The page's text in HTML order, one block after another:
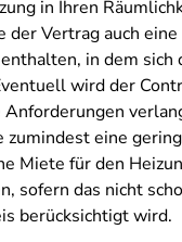
in Ihren
der Vertrag auch
in dem sich
wird der
Anforderungen
zumindest eine
Miete für den
sofern das nicht
berücksichtigt wird.